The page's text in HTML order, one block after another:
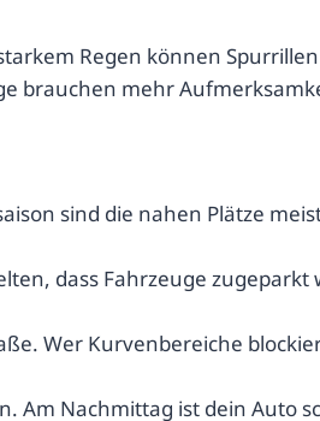
Regen können
brauchen mehr
sind die nahen Plätze
dass Fahrzeuge
Wer Kurvenbereiche
Am Nachmittag ist dein Auto